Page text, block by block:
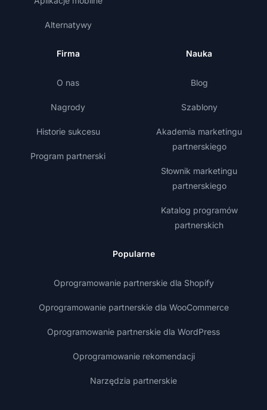
Alternatywy
Firma
O nas
Nagrody
Historie sukcesu
Program partnerski
Nauka
Blog
Szablony
Akademia marketingu
partnerskiego
Słownik marketingu
partnerskiego
Katalog programów
partnerskich
Popularne
Oprogramowanie partnerskie dla Shopify
Oprogramowanie partnerskie dla WooCommerce
Oprogramowanie partnerskie dla WordPress
Oprogramowanie rekomendacji
Narzędzia partnerskie